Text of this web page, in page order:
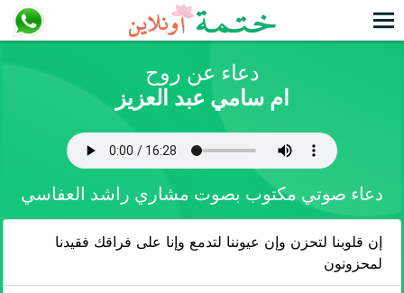
دعاء عن روح
ام سامي عبد العزيز
دعاء صوتي مكتوب بصوت مشاري راشد العفاسي
إن قلوبنا لتحزن وإن عيوننا لتدمع وإنا على فراقك فقيدنا
لمحزونون